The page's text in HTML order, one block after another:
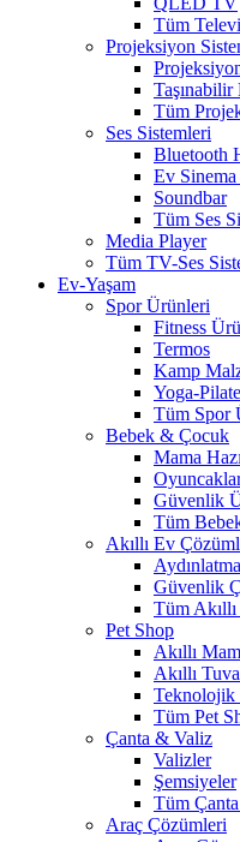
Tüm
Projeksiyon
Taşınabilir
Tüm
Ses Sistemleri
Bluetooth
Ev
Soundbar
Tüm Ses
Media Player
Tüm TV-Ses
Ev-Yaşam
Spor Ürünleri
Fitness
Termos
Kamp
Yoga-
Tüm Spor
Bebek & Çocuk
Mama
Güvenlik
Tüm
Akıllı Ev
Güvenlik
Tüm
Pet Shop
Akıllı
Akıllı
Teknolojik
Tüm Pet
Çanta & Valiz
Valizler
Şemsiyeler
Tüm
Araç Çözümleri